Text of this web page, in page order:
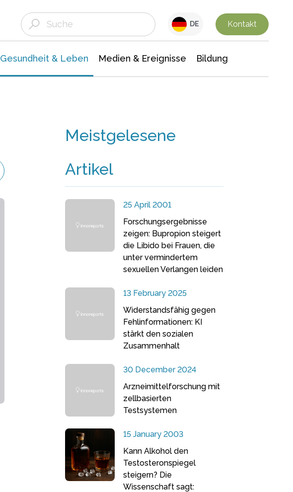
DE Kontakt
Gesundheit & Leben Medien & Ereignisse Bildung
Meistgelesene
Artikel
25 April 2001
Forschungsergebnisse
zeigen: Bupropion steigert
die Libido bei Frauen, die
unter vermindertem
sexuellen Verlangen leiden
13 February 2025
Widerstandsfähig gegen
Fehlinformationen: KI
stärkt den sozialen
Zusammenhalt
30 December 2024
Arzneimittelforschung mit
zellbasierten
Testsystemen
15 January 2003
Kann Alkohol den
Testosteronspiegel
steigern? Die
Wissenschaft sagt: